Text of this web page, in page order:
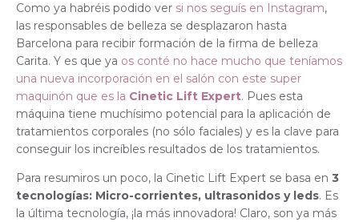
Como ya habréis podido ver si nos seguís en Instagram,
las responsables de belleza se desplazaron hasta
Barcelona para recibir formación de la firma de belleza
Carita. Y es que ya os conté no hace mucho que teníamos
una nueva incorporación en el salón con este super
maquinón que es la Cinetic Lift Expert. Pues esta
máquina tiene muchísimo potencial para la aplicación de
tratamientos corporales (no sólo faciales) y es la clave para
conseguir los increíbles resultados de los tratamientos.
Para resumiros un poco, la Cinetic Lift Expert se basa en 3
tecnologías: Micro-corrientes, ultrasonidos y leds. Es
la última tecnología, ¡la más innovadora! Claro, son ya más